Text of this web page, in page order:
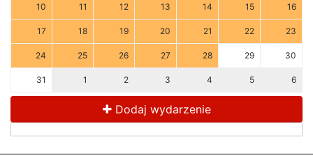
10 11 12 13 14 15 16
17 18 19 20 21 22 23
24 25 26 27 28 29 30
31 1 2 3 4 5 6
Dodaj wydarzenie